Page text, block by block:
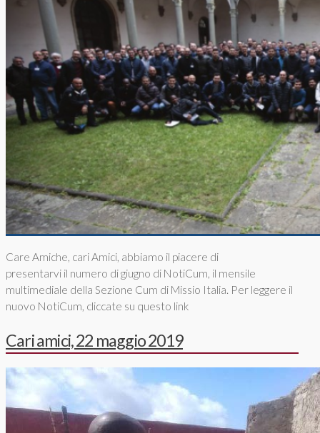
Care Amiche, cari Amici, abbiamo il piacere di
presentarvi il numero di giugno di NotiCum, il mensile
multimediale della Sezione Cum di Missio Italia. Per leggere il
nuovo NotiCum, cliccate su questo link
Cari amici, 22 maggio 2019